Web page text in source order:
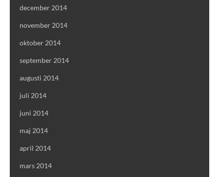
december 2014
november 2014
oktober 2014
september 2014
augusti 2014
juli 2014
juni 2014
maj 2014
april 2014
mars 2014